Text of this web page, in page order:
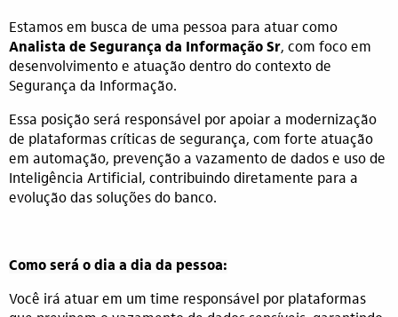
Estamos em busca de uma pessoa para atuar como
Analista de Segurança da Informação Sr, com foco em
desenvolvimento e atuação dentro do contexto de
Segurança da Informação.
Essa posição será responsável por apoiar a modernização
de plataformas críticas de segurança, com forte atuação
em automação, prevenção a vazamento de dados e uso de
Inteligência Artificial, contribuindo diretamente para a
evolução das soluções do banco.
Como será o dia a dia da pessoa:
Você irá atuar em um time responsável por plataformas